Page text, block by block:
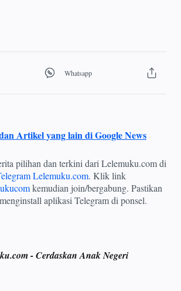
Artikel yang lain di Google News
pilihan dan terkini dari Lelemuku.com di
Lelemuku.com. Klik link
kemudian join/bergabung. Pastikan
aplikasi Telegram di ponsel.
- Cerdaskan Anak Negeri